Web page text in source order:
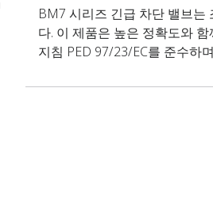
BM7 시리즈 긴급 차단 밸브는
다. 이 제품은 높은 정확도와
지침 PED 97/23/EC를 준수하